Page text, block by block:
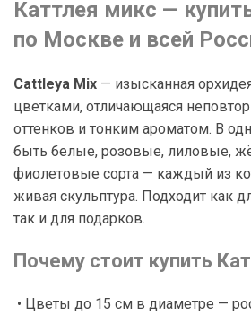
Каттлея микс —
по Москве и всей
Cattleya Mix — изысканная
цветками, отличающаяся
оттенков и тонким ароматом. В
быть белые, розовые, лиловые,
фиолетовые сорта — каждый из
живая скульптура. Подходит как
так и для подарков.
Почему стоит купить
• Цветы до 15 см в диаметре —